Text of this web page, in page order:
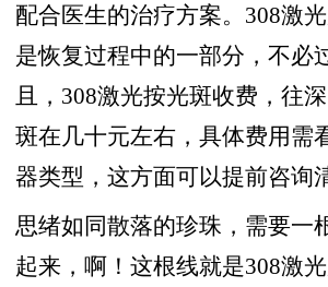
配合医生的治疗方案。308激
是恢复过程中的一部分，不必
且，308激光按光斑收费，往
斑在几十元左右，具体费用需
器类型，这方面可以提前咨询
思绪如同散落的珍珠，需要一
起来，啊！这根线就是308激